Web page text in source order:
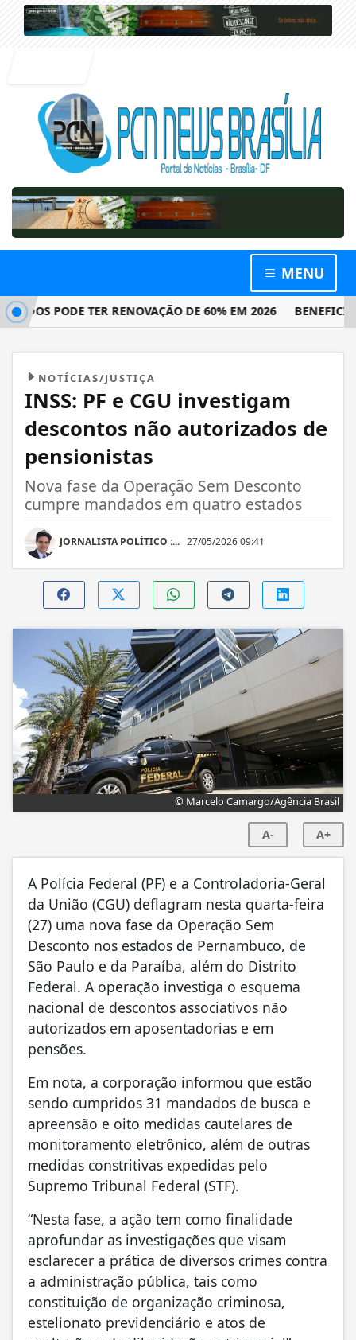
MENU
PODE TER RENOVAÇÃO DE 60% EM 2026
NOTÍCIAS/JUSTIÇA
INSS: PF e CGU investigam
descontos não autorizados de
pensionistas
Nova fase da Operação Sem Desconto
cumpre mandados em quatro estados
JORNALISTA POLÍTICO :... 27/05/2026 09:41
© Marcelo Camargo/Agência Brasil
A- A+
A Polícia Federal (PF) e a Controladoria-Geral
da União (CGU) deflagram nesta quarta-feira
(27) uma nova fase da Operação Sem
Desconto nos estados de Pernambuco, de
São Paulo e da Paraíba, além do Distrito
Federal. A operação investiga o esquema
nacional de descontos associativos não
autorizados em aposentadorias e em
pensões.
Em nota, a corporação informou que estão
sendo cumpridos 31 mandados de busca e
apreensão e oito medidas cautelares de
monitoramento eletrônico, além de outras
medidas constritivas expedidas pelo
Supremo Tribunal Federal (STF).
“Nesta fase, a ação tem como finalidade
aprofundar as investigações que visam
esclarecer a prática de diversos crimes contra
a administração pública, tais como
constituição de organização criminosa,
estelionato previdenciário e atos de